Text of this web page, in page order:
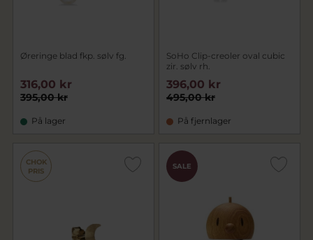
Øreringe blad fkp. sølv fg.
395,00 kr
316,00 kr
På lager
SoHo Clip-creoler oval cubic
zir. sølv rh.
495,00 kr
396,00 kr
På fjernlager
CHOK
PRIS
SALE